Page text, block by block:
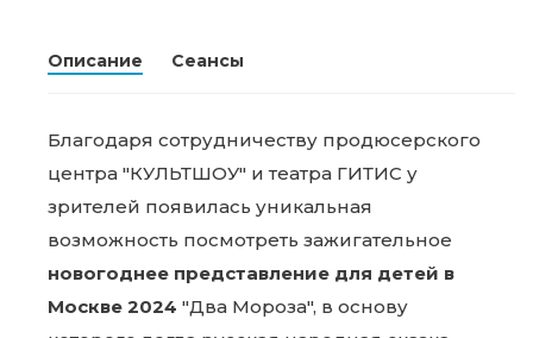
Описание Сеансы
Благодаря сотрудничеству продюсерского
центра "КУЛЬТШОУ" и театра ГИТИС у
зрителей появилась уникальная
возможность посмотреть зажигательное
новогоднее представление для детей в
Москве 2024 "Два Мороза", в основу